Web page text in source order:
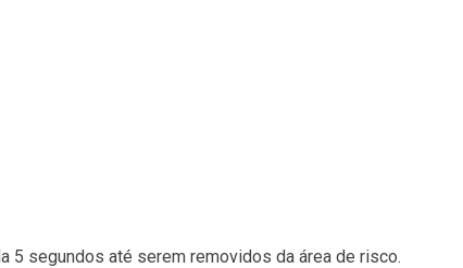
5 segundos até serem removidos da área de risco.